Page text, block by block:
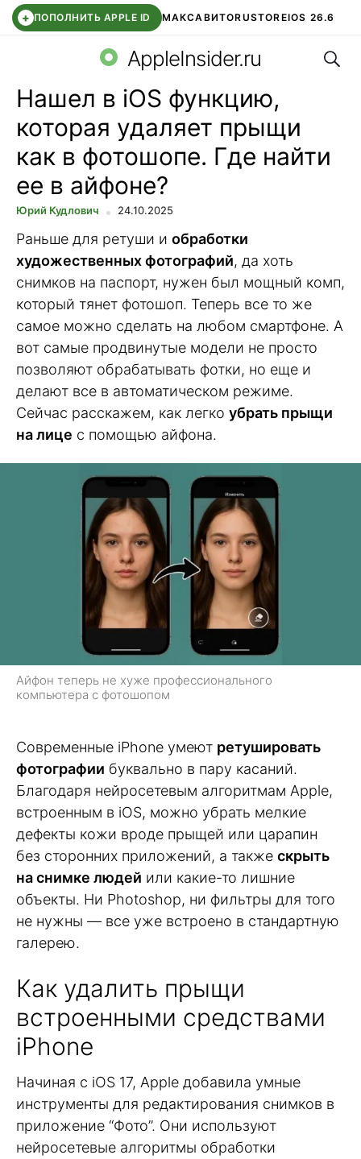
+ ПОПОЛНИТЬ APPLE ID МАКСАВИТОRUSTOREIOS 26.6
СБЕР КИДС ВТБ ОНЛАЙН ЧАТ В ROBLOX
AppleInsider.ru
Нашел в iOS функцию,
которая удаляет прыщи
как в фотошопе. Где найти
ее в айфоне?
Юрий Кудлович 24.10.2025
Раньше для ретуши и обработки
художественных фотографий, да хоть
снимков на паспорт, нужен был мощный комп,
который тянет фотошоп. Теперь все то же
самое можно сделать на любом смартфоне. А
вот самые продвинутые модели не просто
позволяют обрабатывать фотки, но еще и
делают все в автоматическом режиме.
Сейчас расскажем, как легко убрать прыщи
на лице с помощью айфона.
Айфон теперь не хуже профессионального
компьютера с фотошопом
Современные iPhone умеют ретушировать
фотографии буквально в пару касаний.
Благодаря нейросетевым алгоритмам Apple,
встроенным в iOS, можно убрать мелкие
дефекты кожи вроде прыщей или царапин
без сторонних приложений, а также скрыть
на снимке людей или какие-то лишние
объекты. Ни Photoshop, ни фильтры для того
не нужны — все уже встроено в стандартную
галерею.
Как удалить прыщи
встроенными средствами
iPhone
Начиная с iOS 17, Apple добавила умные
инструменты для редактирования снимков в
приложение “Фото”. Они используют
нейросетевые алгоритмы обработки